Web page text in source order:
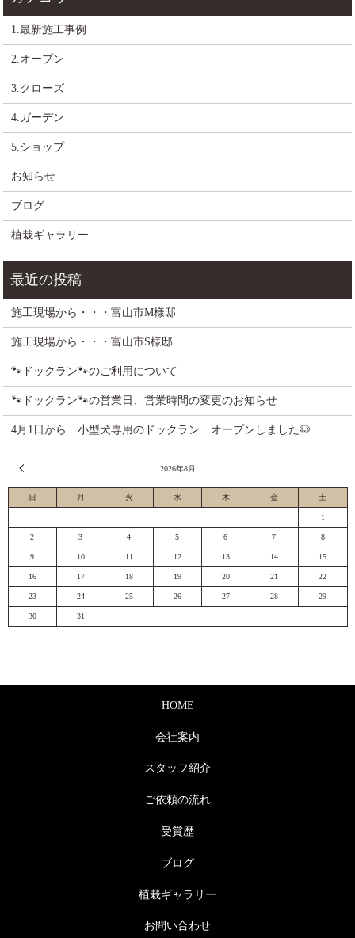
1.最新施工事例
2.オープン
3.クローズ
4.ガーデン
5.ショップ
お知らせ
ブログ
植栽ギャラリー
施工現場から・・・富山市M様邸
施工現場から・・・富山市S様邸
🐾ドックラン🐾のご利用について
🐾ドックラン🐾の営業日、営業時間の変更のお知らせ
4月1日から 小型犬専用のドックラン オープンしました🐶
2026年8月
日 月 火 水 木 金 土
1
2 3 4 5 6 7 8
9 10 11 12 13 14 15
16 17 18 19 20 21 22
23 24 25 26 27 28 29
30 31
HOME
会社案内
スタッフ紹介
ご依頼の流れ
受賞歴
ブログ
植栽ギャラリー
お問い合わせ